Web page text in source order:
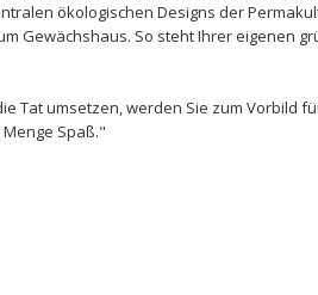
ökologischen Designs der
Gewächshaus. So steht Ihrer eigenen
Tat umsetzen, werden Sie zum Vorbild
Spaß."